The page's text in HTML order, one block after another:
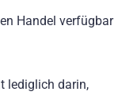
Handel verfügbar
lediglich darin,